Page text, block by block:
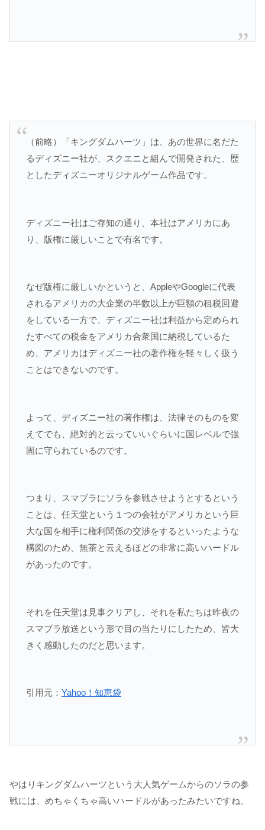
（前略）「キングダムハーツ」は、あの世界に名だた
るディズニー社が、スクエニと組んで開発された、歴
としたディズニーオリジナルゲーム作品です。
ディズニー社はご存知の通り、本社はアメリカにあ
り、版権に厳しいことで有名です。
なぜ版権に厳しいかというと、AppleやGoogleに代表
されるアメリカの大企業の半数以上が巨額の租税回避
をしている一方で、ディズニー社は利益から定められ
たすべての税金をアメリカ合衆国に納税しているた
め、アメリカはディズニー社の著作権を軽々しく扱う
ことはできないのです。
よって、ディズニー社の著作権は、法律そのものを変
えてでも、絶対的と云っていいぐらいに国レベルで強
固に守られているのです。
つまり、スマブラにソラを参戦させようとするという
ことは、任天堂という１つの会社がアメリカという巨
大な国を相手に権利関係の交渉をするといったような
構図のため、無茶と云えるほどの非常に高いハードル
があったのです。
それを任天堂は見事クリアし、それを私たちは昨夜の
スマブラ放送という形で目の当たりにしたため、皆大
きく感動したのだと思います。
引用元： Yahoo！知恵袋
やはりキングダムハーツという大人気ゲームからのソラの参
戦には、めちゃくちゃ高いハードルがあったみたいですね。